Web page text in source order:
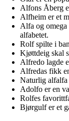
Alfons Åberg
Alfheim er et
Alfa og omega
alfabetet.
Rolf spilte i
Kjøttdeig skal
Alfredo lagde
Alfredas fikk
Naturlig
Adolfo er en
Rolfes
Bjørgulf er et